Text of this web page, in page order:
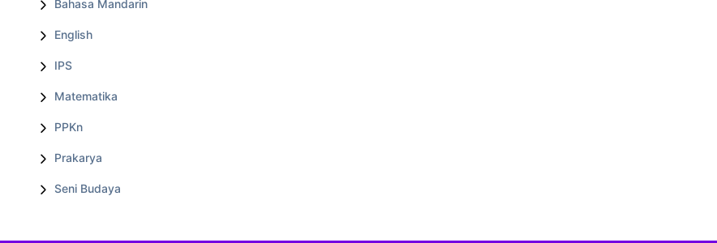
Bahasa Mandarin
English
IPS
Matematika
PPKn
Prakarya
Seni Budaya